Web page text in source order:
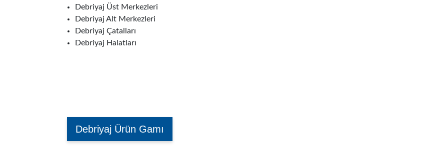
Debriyaj Üst Merkezleri
Debriyaj Alt Merkezleri
Debriyaj Çatalları
Debriyaj Halatları
Debriyaj Ürün Gamı